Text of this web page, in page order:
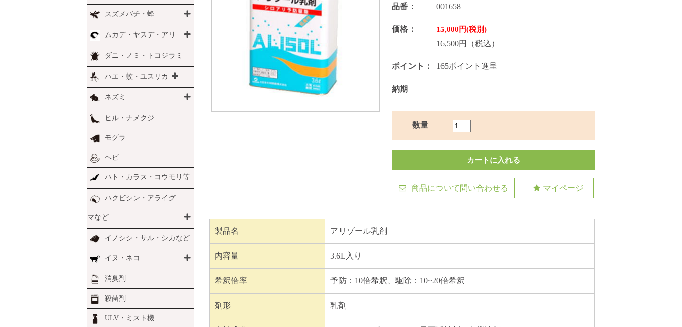
品番： 001658
価格： 15,000円(税別)
16,500円（税込）
ポイント： 165ポイント進呈
納期
数量
商品について問い合わせる マイページ
製品名 アリゾール乳剤
内容量 3.6L入り
希釈倍率 予防：10倍希釈、駆除：10~20倍希釈
剤形 乳剤
スズメバチ・蜂
ムカデ・ヤスデ・アリ
ダニ・ノミ・トコジラミ
ハエ・蚊・ユスリカ
ネズミ
ヒル・ナメクジ
モグラ
ヘビ
ハト・カラス・コウモリ等
ハクビシン・アライグ
マなど
イノシシ・サル・シカなど
イヌ・ネコ
消臭剤
殺菌剤
ULV・ミスト機